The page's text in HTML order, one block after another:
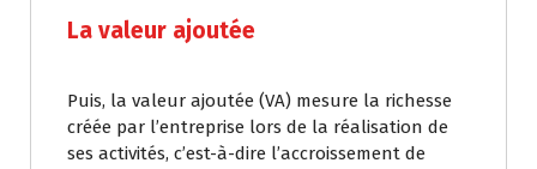
La valeur ajoutée
Puis, la valeur ajoutée (VA) mesure la richesse
créée par l’entreprise lors de la réalisation de
ses activités, c’est-à-dire l’accroissement de